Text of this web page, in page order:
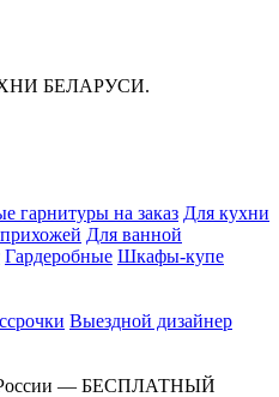
БЕЛАРУСИ.
гарнитуры на заказ Для кухни
Для ванной
Гардеробные Шкафы-купе
Выездной дизайнер
России — БЕСПЛАТНЫЙ